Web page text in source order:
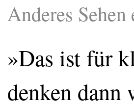
Anderes Sehen
»Das ist für
denken